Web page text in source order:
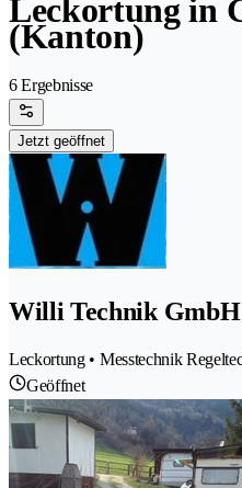
Leckortung in
(Kanton)
6 Ergebnisse
Jetzt geöffnet
Willi Technik GmbH
Leckortung • Messtechnik
Geöffnet